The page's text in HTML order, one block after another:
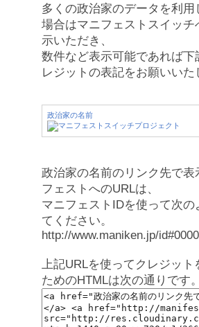
多くの政治家のデータを利用
場合はマニフェストスイッチ
示いただき、
数件など表示可能であれば下
レジットの表記をお願いいた
政治家の名前
政治家の名前のリンク先で表
フェストへのURLは、
マニフェストIDを使って次の
てください。
http://www.maniken.jp/
上記URLを使ってクレジット
ためのHTMLは次の通りです。